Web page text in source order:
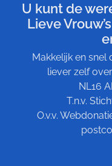
U kunt de
Lieve
Makkelijk en snel
liever zelf
NL16
T.n.v.
O.v.v.